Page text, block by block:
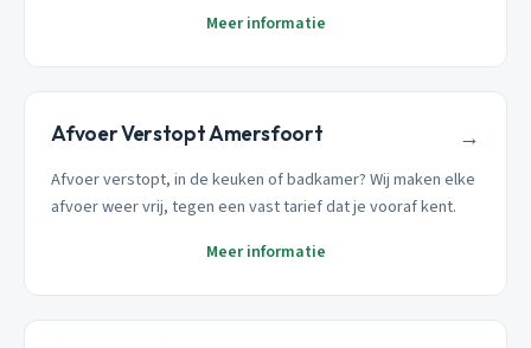
Meer informatie
Afvoer Verstopt Amersfoort →
Afvoer verstopt, in de keuken of badkamer? Wij maken elke
afvoer weer vrij, tegen een vast tarief dat je vooraf kent.
Meer informatie